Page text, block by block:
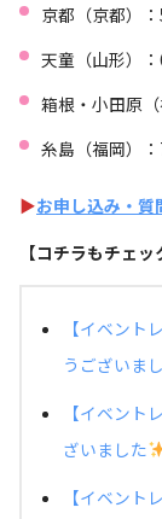
京都（京都）
天童（山形）
箱根・小田原
糸島（福岡）
▶︎お申し込み・質
【コチラもチェッ
【イベント
うございま
【イベント
ざいました
【イベント